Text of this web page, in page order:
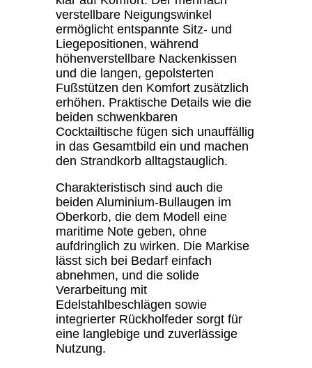
verstellbare Neigungswinkel
ermöglicht entspannte Sitz- und
Liegepositionen, während
höhenverstellbare Nackenkissen
und die langen, gepolsterten
Fußstützen den Komfort zusätzlich
erhöhen. Praktische Details wie die
beiden schwenkbaren
Cocktailtische fügen sich unauffällig
in das Gesamtbild ein und machen
den Strandkorb alltagstauglich.
Charakteristisch sind auch die
beiden Aluminium-Bullaugen im
Oberkorb, die dem Modell eine
maritime Note geben, ohne
aufdringlich zu wirken. Die Markise
lässt sich bei Bedarf einfach
abnehmen, und die solide
Verarbeitung mit
Edelstahlbeschlägen sowie
integrierter Rückholfeder sorgt für
eine langlebige und zuverlässige
Nutzung.